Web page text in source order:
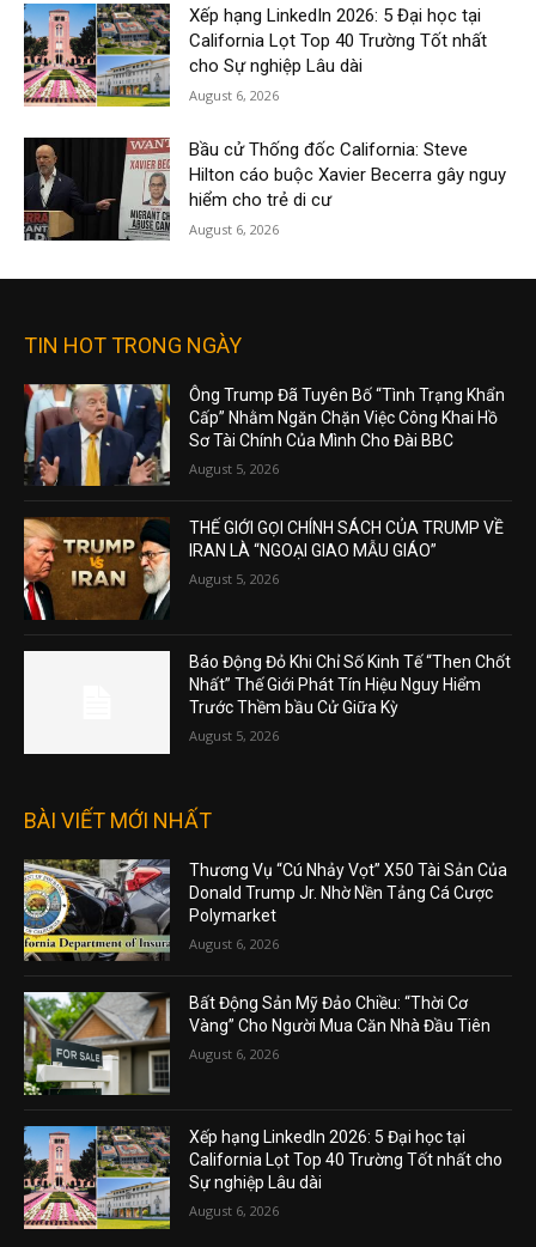
Xếp hạng LinkedIn 2026: 5 Đại học tại
California Lọt Top 40 Trường Tốt nhất
cho Sự nghiệp Lâu dài
August 6, 2026
Bầu cử Thống đốc California: Steve
Hilton cáo buộc Xavier Becerra gây nguy
hiểm cho trẻ di cư
August 6, 2026
TIN HOT TRONG NGÀY
Ông Trump Đã Tuyên Bố “Tình Trạng Khẩn
Cấp” Nhằm Ngăn Chặn Việc Công Khai Hồ
Sơ Tài Chính Của Mình Cho Đài BBC
August 5, 2026
THẾ GIỚI GỌI CHÍNH SÁCH CỦA TRUMP VỀ
IRAN LÀ “NGOẠI GIAO MẪU GIÁO”
August 5, 2026
Báo Động Đỏ Khi Chỉ Số Kinh Tế “Then Chốt
Nhất” Thế Giới Phát Tín Hiệu Nguy Hiểm
Trước Thềm bầu Cử Giữa Kỳ
August 5, 2026
BÀI VIẾT MỚI NHẤT
Thương Vụ “Cú Nhảy Vọt” X50 Tài Sản Của
Donald Trump Jr. Nhờ Nền Tảng Cá Cược
Polymarket
August 6, 2026
Bất Động Sản Mỹ Đảo Chiều: “Thời Cơ
Vàng” Cho Người Mua Căn Nhà Đầu Tiên
August 6, 2026
Xếp hạng LinkedIn 2026: 5 Đại học tại
California Lọt Top 40 Trường Tốt nhất cho
Sự nghiệp Lâu dài
August 6, 2026